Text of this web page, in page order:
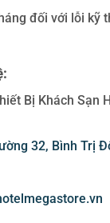
đối với lỗi kỹ
Bị Khách Sạn
32, Bình Trị